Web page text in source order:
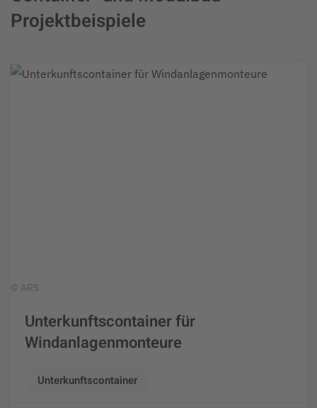
Projektbeispiele
© ARS
Unterkunftscontainer für
Windanlagenmonteure
Unterkunftscontainer